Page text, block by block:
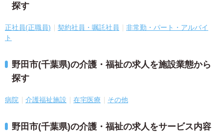
探す
正社員(正職員) 契約社員・嘱託社員
非常勤・パート・アルバイ
ト
野田市(千葉県)の介護・福祉の求人を施設業態から
探す
病院 介護福祉施設 在宅医療 その他
野田市(千葉県)の介護・福祉の求人をサービス内容